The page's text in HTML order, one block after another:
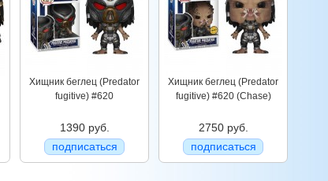
Хищник беглец (Predator
fugitive) #620
1390 руб.
подписаться
Хищник беглец (Predator
fugitive) #620 (Chase)
2750 руб.
подписаться